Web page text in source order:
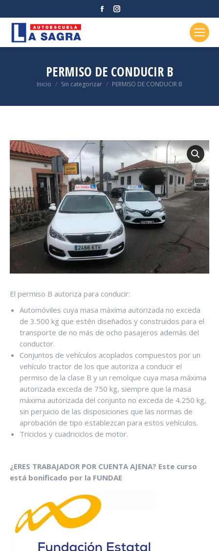
Facebook
in
window
in
window
PERMISO DE CONDUCIR B
Estás aquí:
Inicio Sin categorizar PERMISO DE CONDUCIR B
El permiso B autoriza para conducir:
Automóviles cuya masa máxima autorizada no exceda
de 3.500 kg que estén diseñados y construidos para el
transporte de no más de ocho pasajeros además del
conductor.
Conjuntos de vehículos acoplados compuestos por un
vehículo tractor de los que autoriza a conducir el
permiso de la clase B y un remolque cuya masa máxima
autorizada exceda de 750 kg, siempre que la masa
máxima autorizada del conjunto no exceda de 4.250 kg,
sin perjuicio de las disposiciones que las normas de
aprobación de tipo establezcan para estos vehículos.
Triciclos y cuadriciclos de motor.
¿ERES TRABAJADOR POR CUENTA AJENA? Este curso
está bonificado por la FUNDAE